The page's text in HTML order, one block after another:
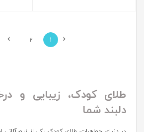
‹
1
2
›
طلای کودک، زیبایی و
دلبند شما